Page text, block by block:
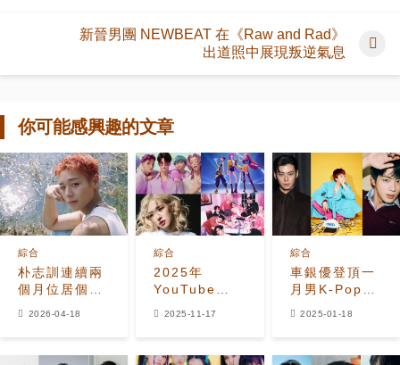
新晉男團 NEWBEAT 在《Raw and Rad》
出道照中展現叛逆氣息
你可能感興趣的文章
朴志訓連續兩
個月位居個人
綜合
2026-04-18
2025年
YouTube
Top 50榜單
綜合
2025-11-17
車銀優登頂一
月男K-Pop偶
Dragon、Jin
綜合
2025-01-18